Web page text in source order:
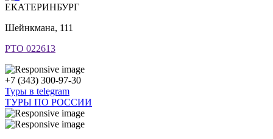
ЕКАТЕРИНБУРГ
Шейнкмана, 111
РТО 022613
+7 (343) 300-97-30
Туры в telegram
ТУРЫ ПО РОССИИ